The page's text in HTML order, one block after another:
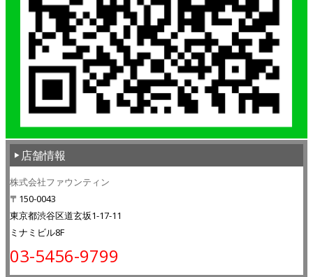
店舗情報
株式会社ファウンティン
〒150-0043
東京都渋谷区道玄坂1-17-11
ミナミビル8F
03-5456-9799